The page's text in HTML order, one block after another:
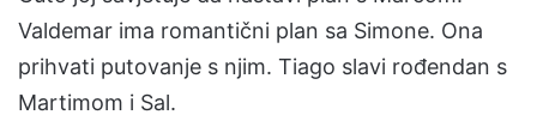
Valdemar ima romantični plan sa Simone. Ona
prihvati putovanje s njim. Tiago slavi rođendan s
Martimom i Sal.